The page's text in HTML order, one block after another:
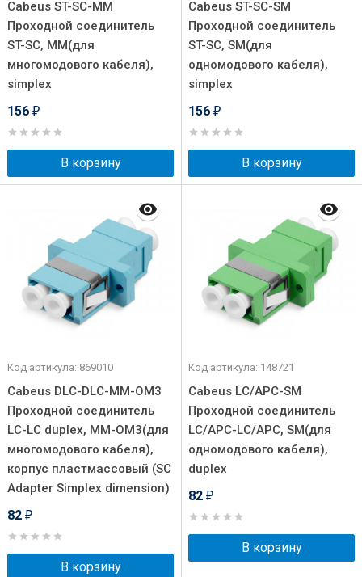
Cabeus ST-SC-MM
Проходной соединитель
ST-SC, MM(для
многомодового кабеля),
simplex
156 ₽
В корзину
Cabeus ST-SC-SM
Проходной соединитель
ST-SC, SM(для
одномодового кабеля),
simplex
156 ₽
В корзину
Код артикула: 869010
Cabeus DLC-DLC-MM-OM3
Проходной соединитель
LC-LC duplex, MM-OM3(для
многомодового кабеля),
корпус пластмассовый (SC
Adapter Simplex dimension)
82 ₽
В корзину
Код артикула: 148721
Cabeus LC/APC-SM
Проходной соединитель
LC/APC-LC/APC, SM(для
одномодового кабеля),
duplex
82 ₽
В корзину